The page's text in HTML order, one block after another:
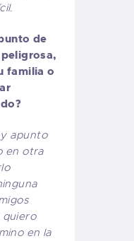
de
familia o
apunto
en otra
quiero
en la